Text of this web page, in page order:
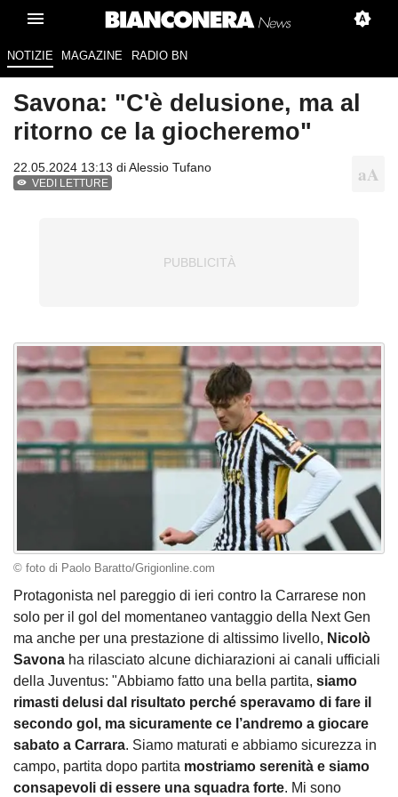
NOTIZIE MAGAZINE RADIO BN
Savona: "C'è delusione, ma al
ritorno ce la giocheremo"
22.05.2024 13:13 diAlessio Tufano
VEDI LETTURE
© foto di Paolo Baratto/Grigionline.com
Protagonista nel pareggio di ieri contro la Carrarese non
solo per il gol del momentaneo vantaggio della Next Gen
ma anche per una prestazione di altissimo livello, Nicolò
Savona ha rilasciato alcune dichiarazioni ai canali ufficiali
della Juventus: "Abbiamo fatto una bella partita, siamo
rimasti delusi dal risultato perché speravamo di fare il
secondo gol, ma sicuramente ce l’andremo a giocare
sabato a Carrara. Siamo maturati e abbiamo sicurezza in
campo, partita dopo partita mostriamo serenità e siamo
consapevoli di essere una squadra forte. Mi sono